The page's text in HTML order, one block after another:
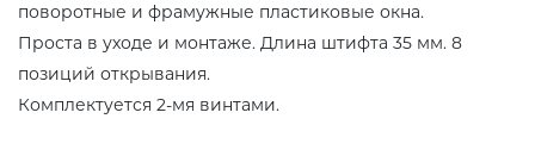
поворотные и фрамужные пластиковые окна.
Проста в уходе и монтаже. Длина штифта 35 мм. 8
позиций открывания.
Комплектуется 2-мя винтами.